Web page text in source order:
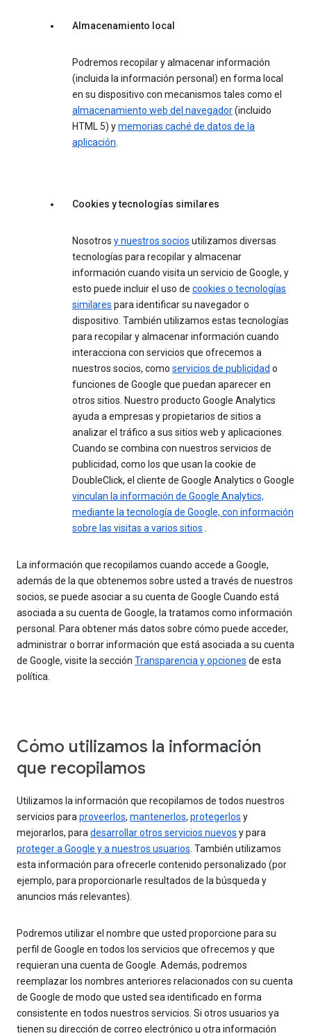
Almacenamiento local
Podremos recopilar y almacenar información
(incluida la información personal) en forma local
en su dispositivo con mecanismos tales como el
almacenamiento web del navegador(incluido
HTML 5) ymemorias caché de datos de la
aplicación.
Cookies y tecnologías similares
Nosotros y nuestros socios utilizamos diversas
tecnologías para recopilar y almacenar
información cuando visita un servicio de Google, y
esto puede incluir el uso de cookies o tecnologías
similares para identificar su navegador o
dispositivo. También utilizamos estas tecnologías
para recopilar y almacenar información cuando
interacciona con servicios que ofrecemos a
nuestros socios, como servicios de publicidad o
funciones de Google que puedan aparecer en
otros sitios. Nuestro producto Google Analytics
ayuda a empresas y propietarios de sitios a
analizar el tráfico a sus sitios web y aplicaciones.
Cuando se combina con nuestros servicios de
publicidad, como los que usan la cookie de
DoubleClick, el cliente de Google Analytics o Google
vinculan la información de Google Analytics,
mediante la tecnología de Google, con información
sobre las visitas a varios sitios .
La información que recopilamos cuando accede a Google,
además de la que obtenemos sobre usted a través de nuestros
socios, se puede asociar a su cuenta de Google Cuando está
asociada a su cuenta de Google, la tratamos como información
personal. Para obtener más datos sobre cómo puede acceder,
administrar o borrar información que está asociada a su cuenta
de Google, visite la sección Transparencia y opciones de esta
política.
Cómo utilizamos la información
que recopilamos
Utilizamos la información que recopilamos de todos nuestros
servicios paraproveerlos, mantenerlos, protegerlos y
mejorarlos, paradesarrollar otros servicios nuevos y para
proteger a Google y a nuestros usuarios. También utilizamos
esta información para ofrecerle contenido personalizado (por
ejemplo, para proporcionarle resultados de la búsqueda y
anuncios más relevantes).
Podremos utilizar el nombre que usted proporcione para su
perfil de Google en todos los servicios que ofrecemos y que
requieran una cuenta de Google. Además, podremos
reemplazar los nombres anteriores relacionados con su cuenta
de Google de modo que usted sea identificado en forma
consistente en todos nuestros servicios. Si otros usuarios ya
tienen su dirección de correo electrónico u otra información